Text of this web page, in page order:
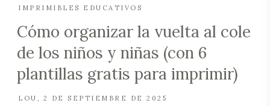
IMPRIMIBLES EDUCATIVOS
Cómo organizar la vuelta al cole
de los niños y niñas (con 6
plantillas gratis para imprimir)
LOU 2 DE SEPTIEMBRE DE 2025